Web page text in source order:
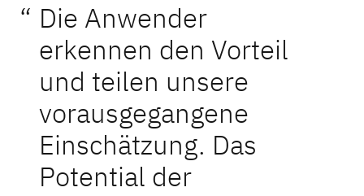
Die Anwender
erkennen den Vorteil
und teilen unsere
vorausgegangene
Einschätzung. Das
Potential der